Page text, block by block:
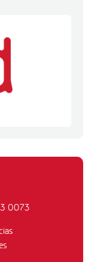
0073